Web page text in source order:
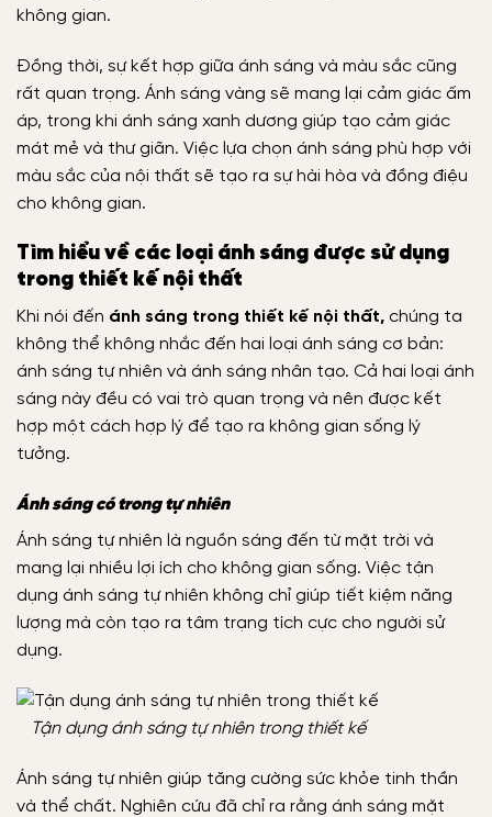
không gian.
Đồng thời, sự kết hợp giữa ánh sáng và màu sắc cũng
rất quan trọng. Ánh sáng vàng sẽ mang lại cảm giác ấm
áp, trong khi ánh sáng xanh dương giúp tạo cảm giác
mát mẻ và thư giãn. Việc lựa chọn ánh sáng phù hợp với
màu sắc của nội thất sẽ tạo ra sự hài hòa và đồng điệu
cho không gian.
Tìm hiểu về các loại ánh sáng được sử dụng
trong thiết kế nội thất
Khi nói đến ánh sáng trong thiết kế nội thất, chúng ta
không thể không nhắc đến hai loại ánh sáng cơ bản:
ánh sáng tự nhiên và ánh sáng nhân tạo. Cả hai loại ánh
sáng này đều có vai trò quan trọng và nên được kết
hợp một cách hợp lý để tạo ra không gian sống lý
tưởng.
Ánh sáng có trong tự nhiên
Ánh sáng tự nhiên là nguồn sáng đến từ mặt trời và
mang lại nhiều lợi ích cho không gian sống. Việc tận
dụng ánh sáng tự nhiên không chỉ giúp tiết kiệm năng
lượng mà còn tạo ra tâm trạng tích cực cho người sử
dụng.
Tận dụng ánh sáng tự nhiên trong thiết kế
Ánh sáng tự nhiên giúp tăng cường sức khỏe tinh thần
và thể chất. Nghiên cứu đã chỉ ra rằng ánh sáng mặt